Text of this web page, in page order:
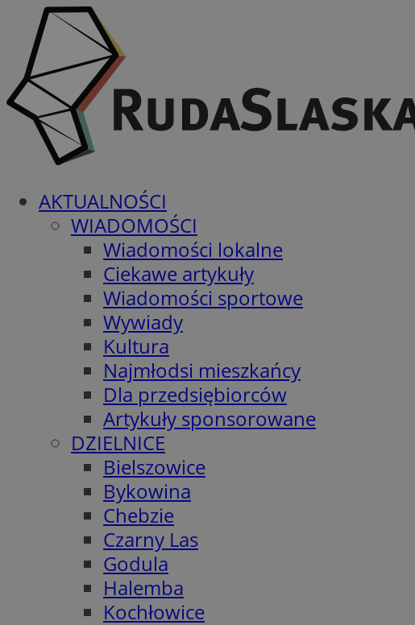
AKTUALNOŚCI
WIADOMOŚCI
Wiadomości lokalne
Ciekawe artykuły
Wiadomości sportowe
Wywiady
Kultura
Najmłodsi mieszkańcy
Dla przedsiębiorców
Artykuły sponsorowane
DZIELNICE
Bielszowice
Bykowina
Chebzie
Czarny Las
Godula
Halemba
Kochłowice